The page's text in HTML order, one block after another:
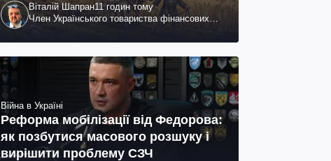
Віталій Шапран11 годин тому
Член Українського товариства фінансових
Війна в Україні
Реформа мобілізації від Федорова:
як позбутися масового розшуку і
вирішити проблему СЗЧ